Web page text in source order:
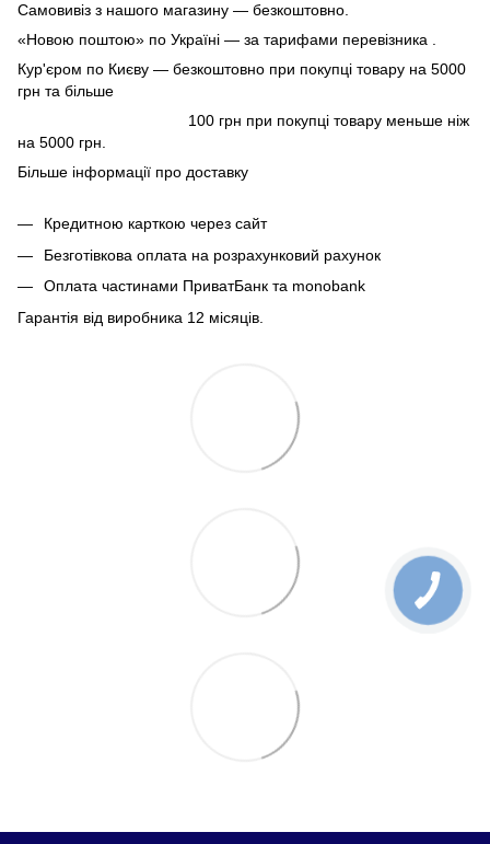
Самовивіз з нашого магазину — безкоштовно.
«Новою поштою» по Україні — за тарифами перевізника .
Кур'єром по Києву — безкоштовно при покупці товару на 5000
грн та більше
100 грн при покупці товару меньше ніж
на 5000 грн.
Більше інформації про доставку
Кредитною карткою через сайт
Безготівкова оплата на розрахунковий рахунок
Оплата частинами ПриватБанк та monobank
Гарантія від виробника 12 місяців.